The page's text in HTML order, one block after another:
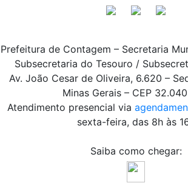
Prefeitura de Contagem – Secretaria
Subsecretaria do Tesouro /
Av. João Cesar de Oliveira, 6.620 –
Minas Gerais – CEP
Atendimento presencial via
sexta-feira, das 8h às
Saiba como chegar: